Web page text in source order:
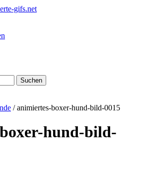
gifs.net
Suchen
/ animiertes-boxer-hund-bild-0015
hund-bild-